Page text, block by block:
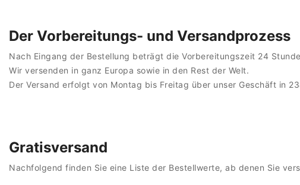
Der Vorbereitungs- und Versandprozess
Nach Eingang der Bestellung beträgt die Vorbereitungszeit 24
Wir versenden in ganz Europa sowie in den Rest der Welt.
Der Versand erfolgt von Montag bis Freitag über unser Geschäft in
Gratisversand
Nachfolgend finden Sie eine Liste der Bestellwerte, ab denen Sie